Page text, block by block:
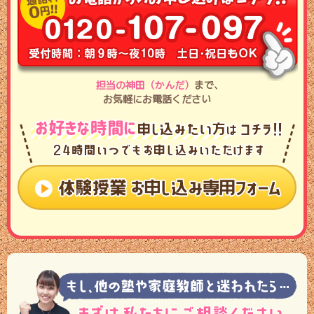
担当の神田（かんだ） まで､
お気軽にお電話ください